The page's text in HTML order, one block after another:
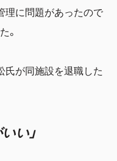
理に問題があったので
。
氏が同施設を退職した
い」